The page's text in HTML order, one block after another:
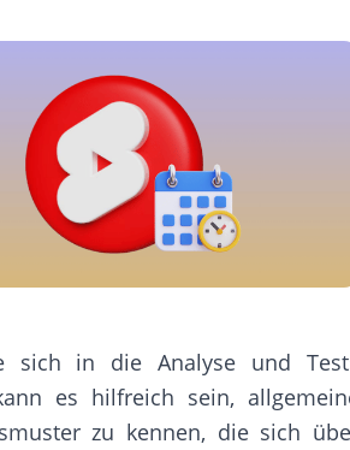
sich in die Analyse und
es hilfreich sein,
zu kennen, die sich